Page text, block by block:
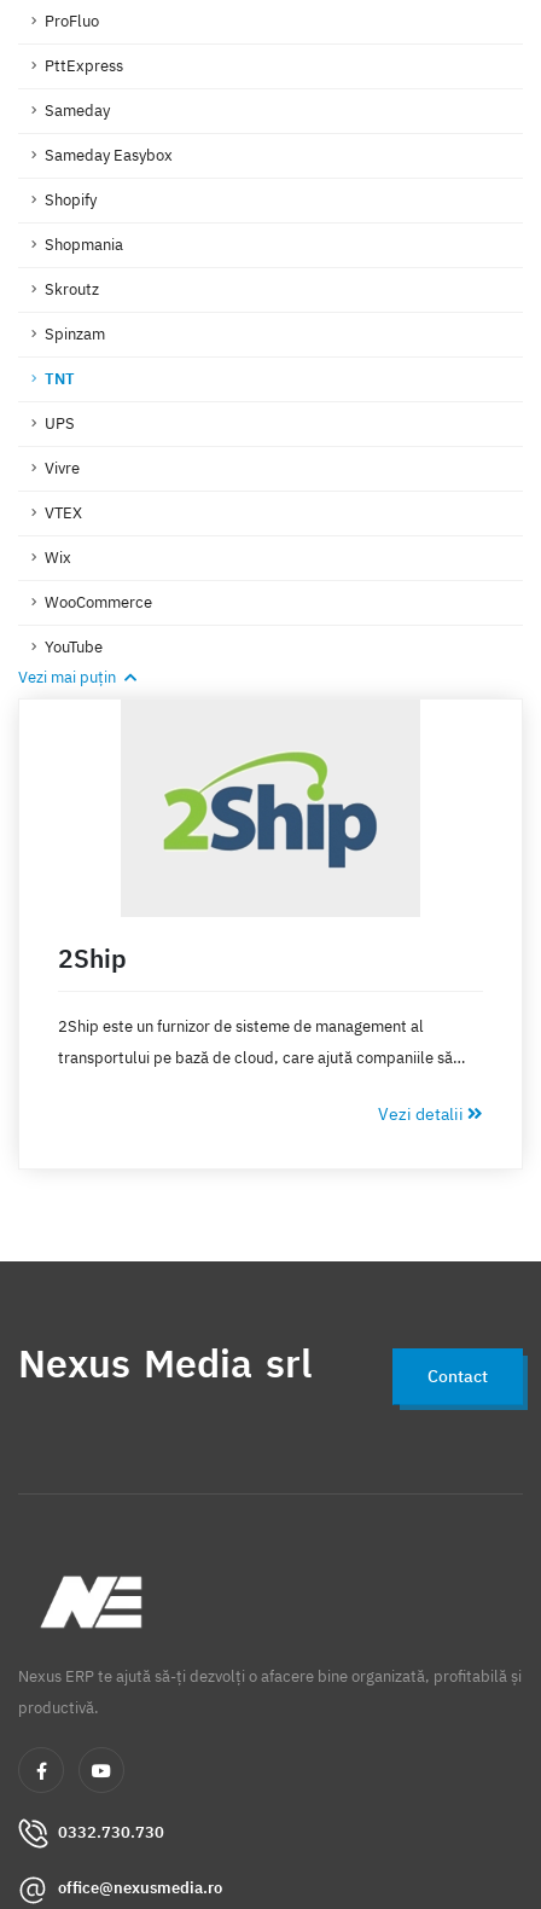
ProFluo
PttExpress
Sameday
Sameday Easybox
Shopify
Shopmania
Skroutz
Spinzam
TNT
UPS
Vivre
VTEX
Wix
WooCommerce
YouTube
Vezi mai puțin
2Ship
2Ship este un furnizor de sisteme de management al
transportului pe bază de cloud, care ajută companiile să
Vezi detalii
Nexus Media srl Contact
Nexus ERP te ajută să-ți dezvolți o afacere bine organizată, profitabilă și
productivă.
0332.730.730
office@nexusmedia.ro